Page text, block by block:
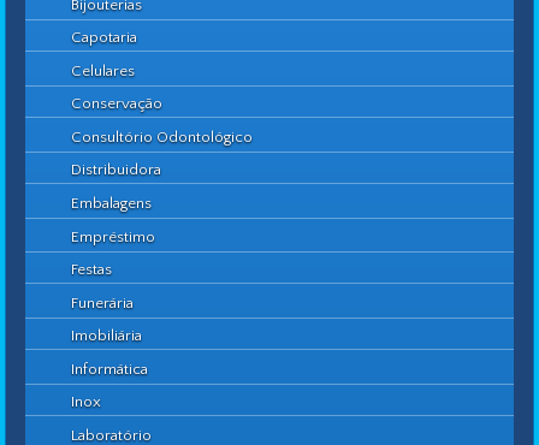
Bijouterias
Capotaria
Celulares
Conservação
Consultório Odontológico
Distribuidora
Embalagens
Empréstimo
Festas
Funerária
Imobiliária
Informática
Inox
Laboratório